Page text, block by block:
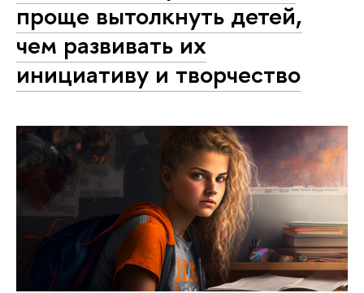
проще вытолкнуть детей,
чем развивать их
инициативу и творчество